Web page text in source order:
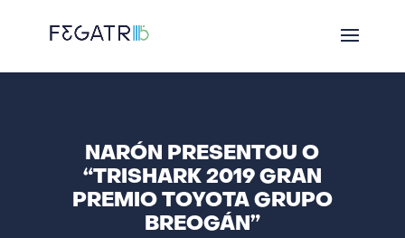
NARÓN PRESENTOU O
“TRISHARK 2019 GRAN
PREMIO TOYOTA GRUPO
BREOGÁN”